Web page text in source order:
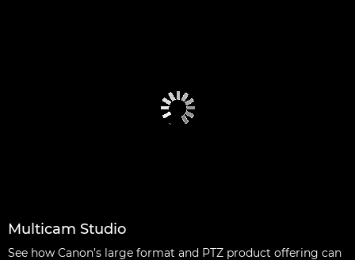
Multicam Studio
See how Canon’s large format and PTZ product offering can